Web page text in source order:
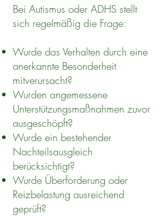
Bei Autismus oder ADHS stellt
sich regelmäßig die Frage:
Wurde das Verhalten durch eine
anerkannte Besonderheit
mitverursacht?
Wurden angemessene
Unterstützungsmaßnahmen zuvor
ausgeschöpft?
Wurde ein bestehender
Nachteilsausgleich
berücksichtigt?
Wurde Überforderung oder
Reizbelastung ausreichend
geprüft?